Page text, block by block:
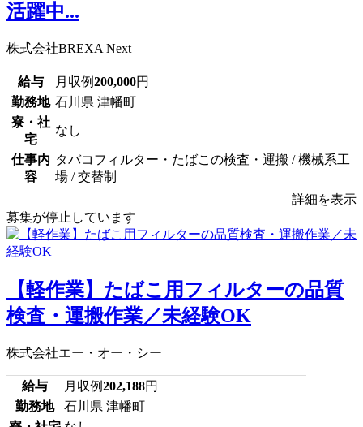
活躍中...
株式会社BREXA Next
給与 月収例200,000円
勤務地 石川県 津幡町
寮・社
宅
なし
仕事内
容
タバコフィルター・たばこの検査・運搬 / 機械系工
場 / 交替制
詳細を表示
募集が停止しています
【軽作業】たばこ用フィルターの品質
検査・運搬作業／未経験OK
株式会社エー・オー・シー
給与 月収例202,188円
勤務地
石川県 津幡町